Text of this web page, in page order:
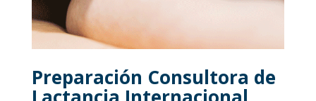
Preparación Consultora de